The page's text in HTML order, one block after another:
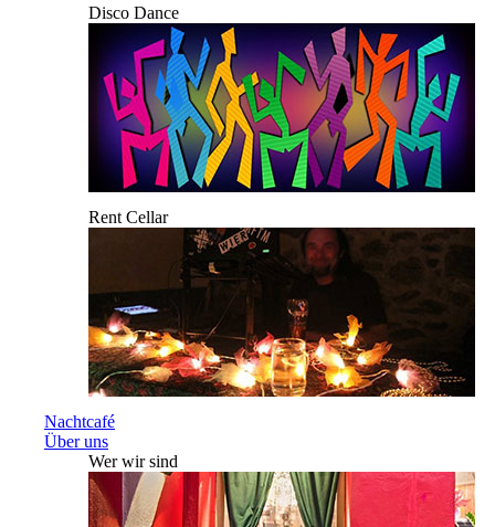
Disco Dance
Rent Cellar
Nachtcafé
Über uns
Wer wir sind